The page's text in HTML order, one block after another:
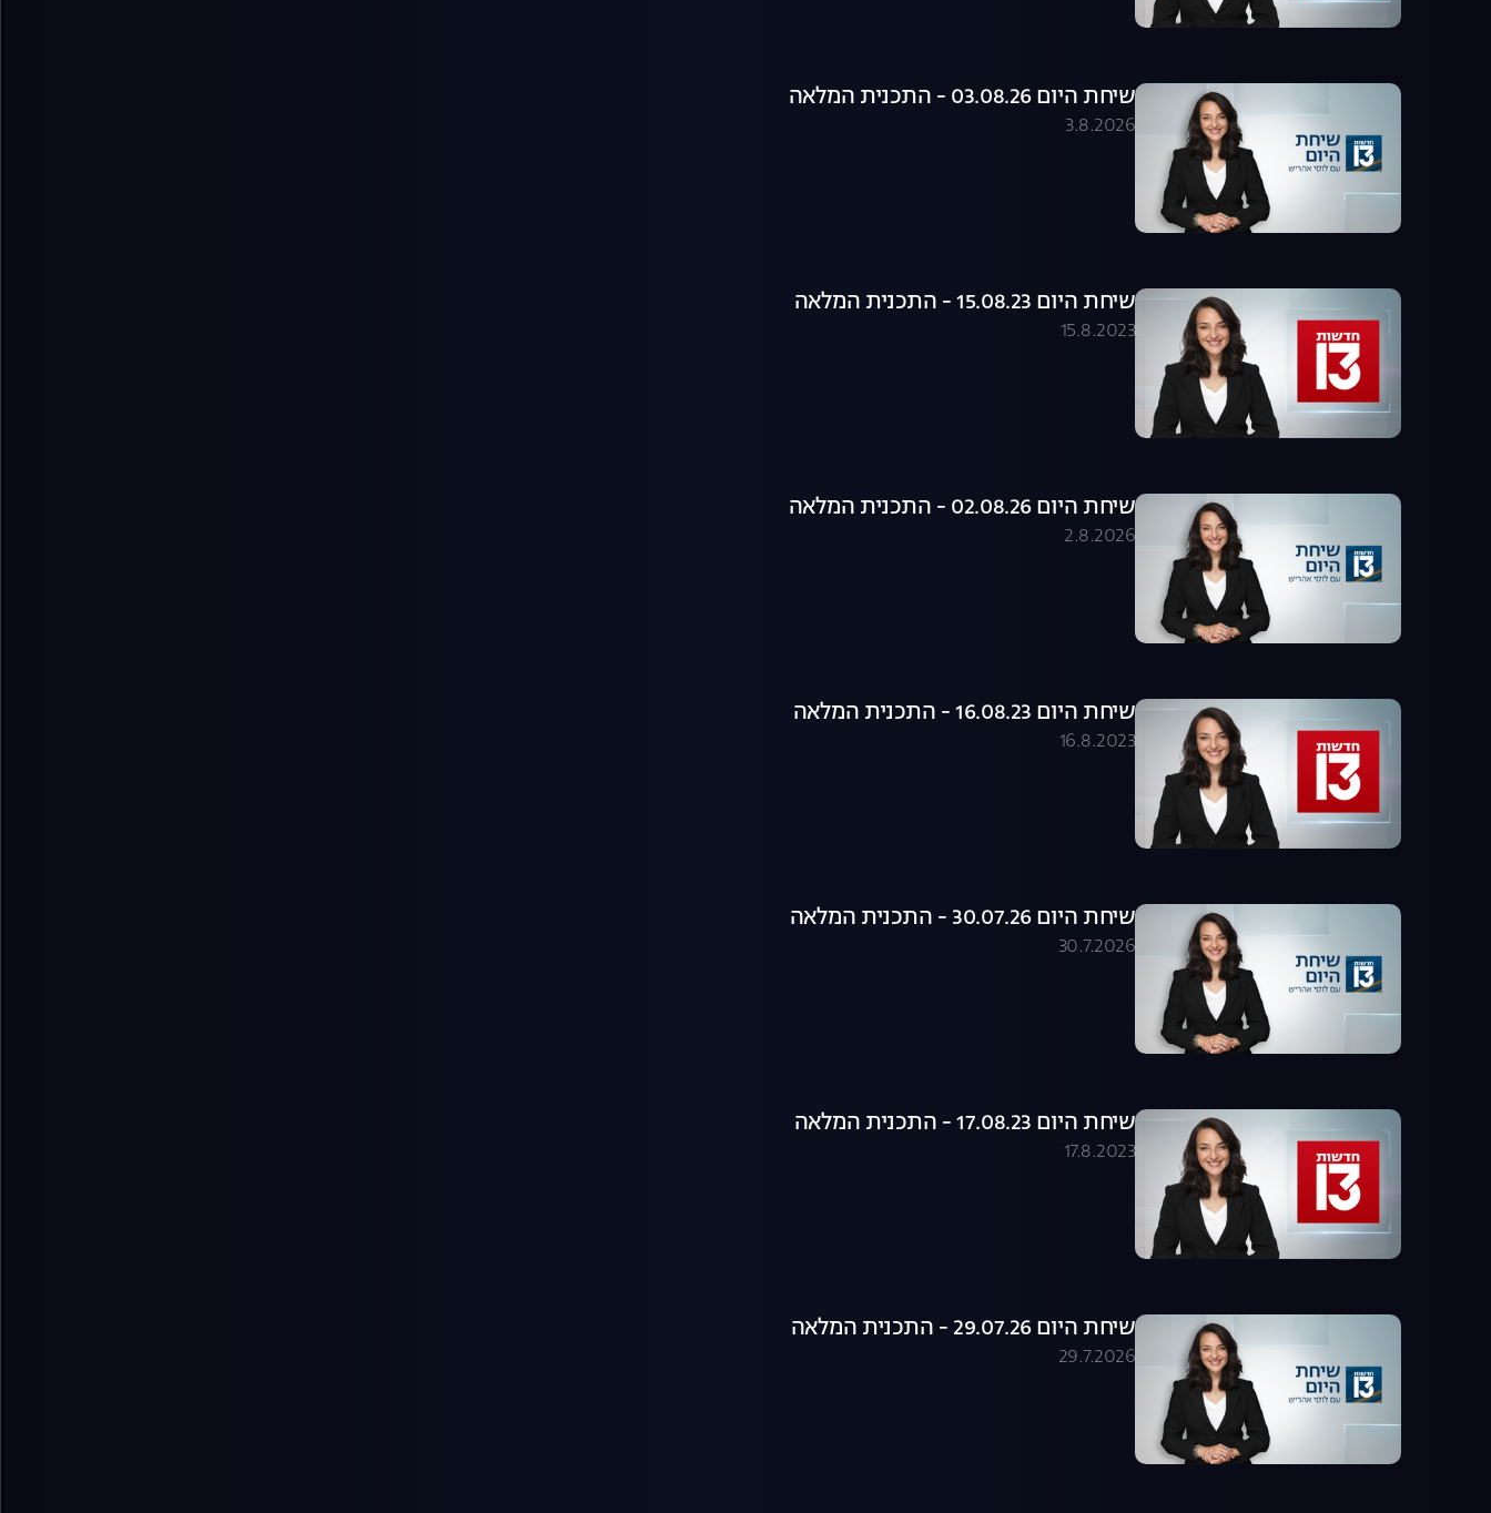
שיחת היום 03.08.26 - התכנית המלאה
3.8.2026
שיחת היום 15.08.23 - התכנית המלאה
15.8.2023
שיחת היום 02.08.26 - התכנית המלאה
2.8.2026
שיחת היום 16.08.23 - התכנית המלאה
16.8.2023
שיחת היום 30.07.26 - התכנית המלאה
30.7.2026
שיחת היום 17.08.23 - התכנית המלאה
17.8.2023
שיחת היום 29.07.26 - התכנית המלאה
29.7.2026